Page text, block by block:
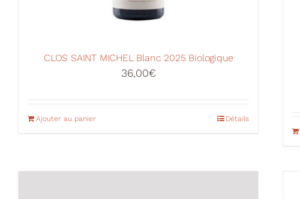
CLOS SAINT MICHEL Blanc 2025 Biologique
36,00€
Ajouter au panier Détails